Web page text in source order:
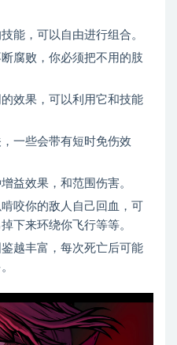
能，可以自由进行组合。
腐败，你必须把不用的肢
效果，可以利用它和技能
一些会带有短时免伤效
益效果，和范围伤害。
咬你的敌人自己回血，可
下来环绕你飞行等等。
越丰富，每次死亡后可能